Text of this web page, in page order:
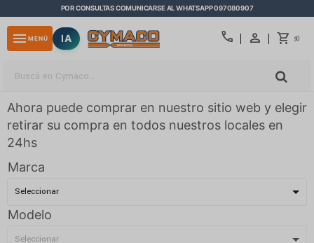
POR CONSULTAS COMUNICARSE AL WHATSAPP 097080907
call $0
menu MENÚ IA
Ahora puede comprar en nuestro sitio web y elegir
retirar su compra en todos nuestros locales en
24hs
Marca
Modelo
close